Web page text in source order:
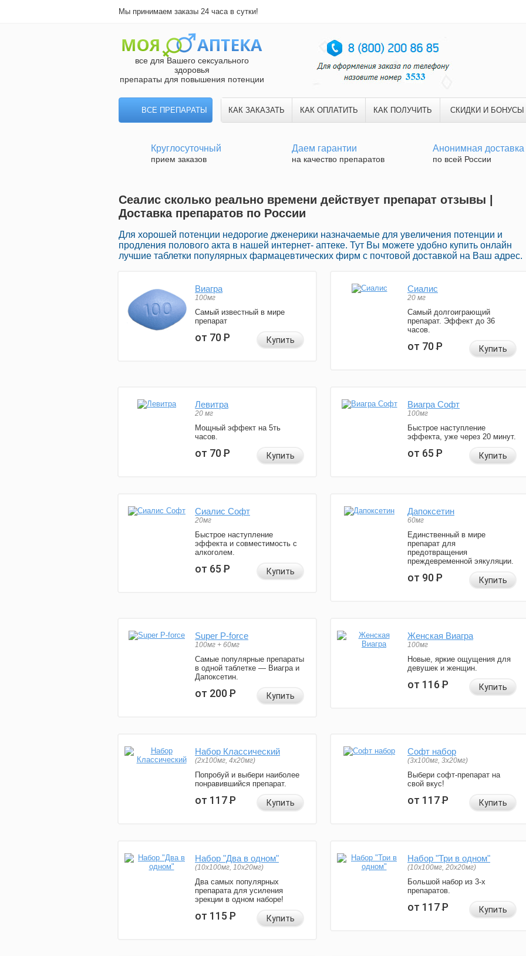
Мы принимаем заказы 24 часа в сутки!
все для Вашего сексуального
здоровья
препараты для повышения потенции
ВСЕ ПРЕПАРАТЫ КАК ЗАКАЗАТЬ КАК ОПЛАТИТЬ КАК ПОЛУЧИТЬ СКИДКИ И БОНУСЫ
Круглосуточный
прием заказов
Даем гарантии
на качество препаратов
Анонимная доставка
по всей России
Сеалис сколько реально времени действует препарат отзывы |
Доставка препаратов по России
Для хорошей потенции недорогие дженерики назначаемые для увеличения потенции и
продления полового акта в нашей интернет- аптеке. Тут Вы можете удобно купить онлайн
лучшие таблетки популярных фармацевтических фирм с почтовой доставкой на Ваш адрес.
Виагра
100мг
Самый известный в мире
препарат
от 70Р Купить
Сиалис
20 мг
Самый долгоиграющий
препарат. Эффект до 36
часов.
от 70Р Купить
Левитра
20 мг
Мощный эффект на 5ть
часов.
от 70Р Купить
Виагра Софт
100мг
Быстрое наступление
эффекта, уже через 20 минут.
от 65Р Купить
Сиалис Софт
20мг
Быстрое наступление
эффекта и совместимость с
алкоголем.
от 65Р Купить
Дапоксетин
60мг
Единственный в мире
препарат для
предотвращения
преждевременной эякуляции.
от 90Р Купить
Super P-force
100мг + 60мг
Самые популярные препараты
в одной таблетке — Виагра и
Дапоксетин.
от 200Р Купить
Женская Виагра
100мг
Новые, яркие ощущения для
девушек и женщин.
от 116Р Купить
Набор Классический
(2x100мг, 4x20мг)
Попробуй и выбери наиболее
понравившийся препарат.
от 117Р Купить
Софт набор
(3x100мг, 3x20мг)
Выбери софт-препарат на
свой вкус!
от 117Р Купить
Набор "Два в одном"
(10x100мг, 10x20мг)
Два самых популярных
препарата для усиления
эрекции в одном наборе!
от 115Р Купить
Набор "Три в одном"
(10x100мг, 20x20мг)
Большой набор из 3-х
препаратов.
от 117Р Купить